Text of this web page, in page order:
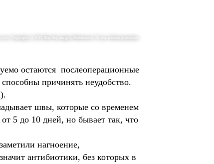
/ Copyright (c) 2021 Blue Sky imagery/Shutterstock. No use without permission.
остаются послеоперационные
причинять неудобство.
швы, которые со временем
5 до 10 дней, но бывает так, что
нагноение,
антибиотики, без которых в